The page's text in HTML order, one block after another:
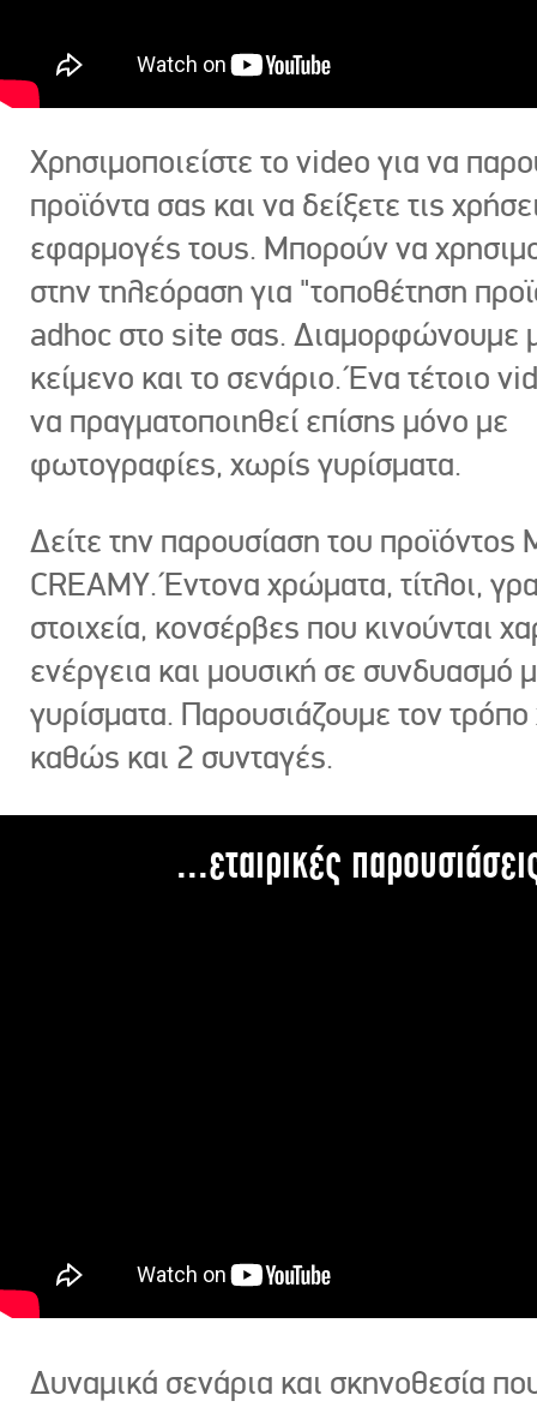
Χρησιμοποιείστε το video για να
προϊόντα σας και να δείξετε τις
εφαρμογές τους. Μπορούν να
στην τηλεόραση για "τοποθέτηση
adhoc στο site σας. Διαμορφώνουμε
κείμενο και το σενάριο. Ένα τέτοιο
να πραγματοποιηθεί επίσης μόνο με
φωτογραφίες, χωρίς γυρίσματα.
Δείτε την παρουσίαση του προϊόντος
CREAMY. Έντονα χρώματα, τίτλοι,
στοιχεία, κονσέρβες που κινούνται
ενέργεια και μουσική σε συνδυασμό
γυρίσματα. Παρουσιάζουμε τον
καθώς και 2 συνταγές.
...εταιρικές
Δυναμικά σενάρια και σκηνοθεσία